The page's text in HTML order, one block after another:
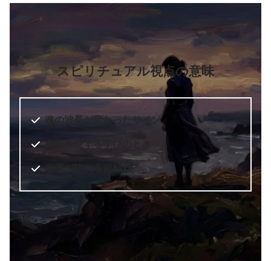
スピリチュアル視点の意味
魂の波長が変わったサイン
自分を愛する学びのとき
幸運が訪れる前触れ